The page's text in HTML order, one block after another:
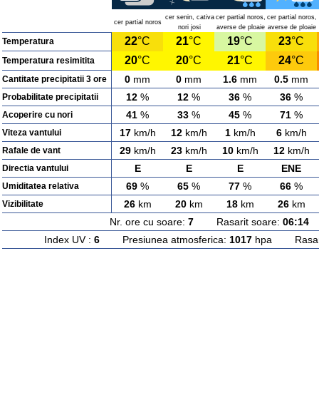
cer partial noros
cer senin, cativa
nori josi
cer partial noros,
averse de ploaie
cer partial noros,
averse de ploaie
Temperatura 22°C 21°C 19°C 23°C
Temperatura resimitita 20°C 20°C 21°C 24°C
Cantitate precipitatii 3 ore 0 mm 0 mm 1.6 mm 0.5 mm
Probabilitate precipitatii 12 % 12 % 36 % 36 %
Acoperire cu nori 41 % 33 % 45 % 71 %
Viteza vantului 17km/h 12km/h 1km/h 6km/h
Rafale de vant 29km/h 23km/h 10km/h 12km/h
Directia vantului E E E ENE
Umiditatea relativa 69 % 65 % 77 % 66 %
Vizibilitate 26km 20km 18km 26km
Nr. ore cu soare: 7Rasarit soare: 06:14
Index UV : 6Presiunea atmosferica: 1017hpa